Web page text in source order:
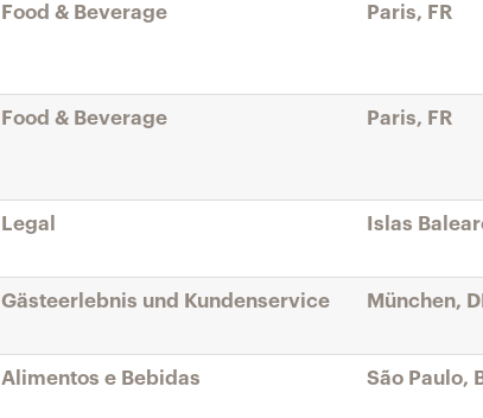
Food & Beverage Paris, FR
Food & Beverage Paris, FR
Legal Islas
Gästeerlebnis und Kundenservice München,
Alimentos e Bebidas São Paulo,